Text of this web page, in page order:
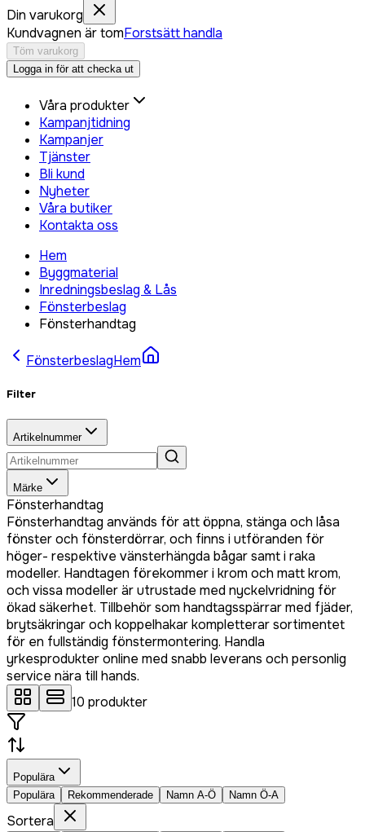
Din varukorg
Kundvagnen är tomForstsätt handla
Töm varukorg
Logga in för att checka ut
Våra produkter
Kampanjtidning
Kampanjer
Tjänster
Bli kund
Nyheter
Våra butiker
Kontakta oss
Hem
Byggmaterial
Inredningsbeslag & Lås
Fönsterbeslag
Fönsterhandtag
FönsterbeslagHem
Filter
Artikelnummer
Märke
Fönsterhandtag
Fönsterhandtag används för att öppna, stänga och låsa
fönster och fönsterdörrar, och finns i utföranden för
höger- respektive vänsterhängda bågar samt i raka
modeller. Handtagen förekommer i krom och matt krom,
och vissa modeller är utrustade med nyckelvridning för
ökad säkerhet. Tillbehör som handtagsspärrar med fjäder,
brytsäkringar och koppelhakar kompletterar sortimentet
för en fullständig fönstermontering. Handla
yrkesprodukter online med snabb leverans och personlig
service nära till hands.
10 produkter
Populära
Populära
Rekommenderade Namn A-Ö Namn Ö-A
Sortera